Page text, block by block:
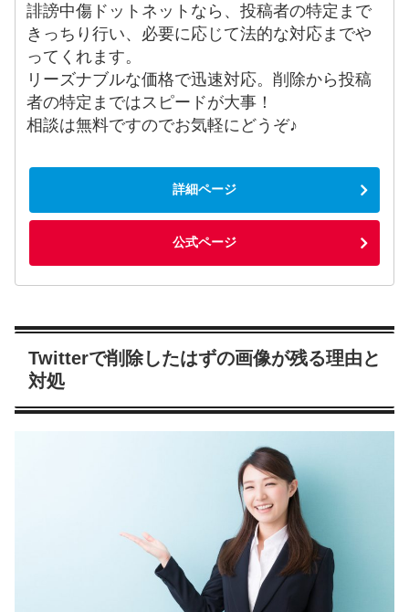
誹謗中傷ドットネットなら、投稿者の特定まで
きっちり行い、必要に応じて法的な対応までや
ってくれます。
リーズナブルな価格で迅速対応。削除から投稿
者の特定まではスピードが大事！
相談は無料ですのでお気軽にどうぞ♪
詳細ページ
公式ページ
Twitterで削除したはずの画像が残る理由と
対処